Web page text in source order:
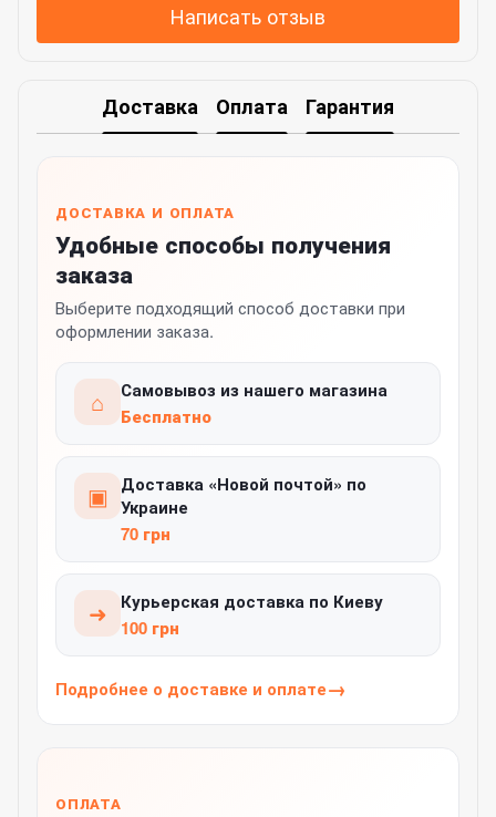
Написать отзыв
Доставка Оплата Гарантия
ДОСТАВКА И ОПЛАТА
Удобные способы получения
заказа
Выберите подходящий способ доставки при
оформлении заказа.
⌂
Самовывоз из нашего магазина
Бесплатно
▣
Доставка «Новой почтой» по
Украине
70 грн
➜
Курьерская доставка по Киеву
100 грн
Подробнее о доставке и оплате
ОПЛАТА